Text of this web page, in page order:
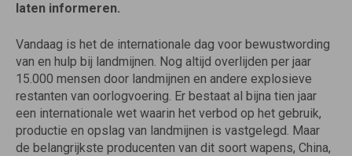
laten informeren.
Vandaag is het de internationale dag voor bewustwording
van en hulp bij landmijnen. Nog altijd overlijden per jaar
15.000 mensen door landmijnen en andere explosieve
restanten van oorlogvoering. Er bestaat al bijna tien jaar
een internationale wet waarin het verbod op het gebruik,
productie en opslag van landmijnen is vastgelegd. Maar
de belangrijkste producenten van dit soort wapens, China,